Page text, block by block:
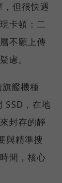
但很快遇
卡頓；二
不願上傳
慮。
艦機種
SSD，在地
封存的靜
與精準搜
間，核心